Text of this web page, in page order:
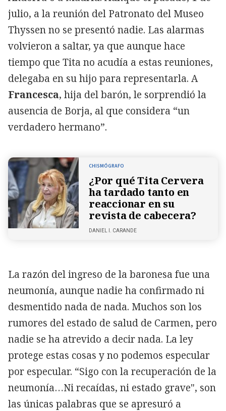
julio, a la reunión del Patronato del Museo
Thyssen no se presentó nadie. Las alarmas
volvieron a saltar, ya que aunque hace
tiempo que Tita no acudía a estas reuniones,
delegaba en su hijo para representarla. A
Francesca, hija del barón, le sorprendió la
ausencia de Borja, al que considera “un
verdadero hermano”.
CHISMÓGRAFO
¿Por qué Tita Cervera
ha tardado tanto en
reaccionar en su
revista de cabecera?
DANIEL I. CARANDE
La razón del ingreso de la baronesa fue una
neumonía, aunque nadie ha confirmado ni
desmentido nada de nada. Muchos son los
rumores del estado de salud de Carmen, pero
nadie se ha atrevido a decir nada. La ley
protege estas cosas y no podemos especular
por especular. “Sigo con la recuperación de la
neumonía…Ni recaídas, ni estado grave", son
las únicas palabras que se apresuró a